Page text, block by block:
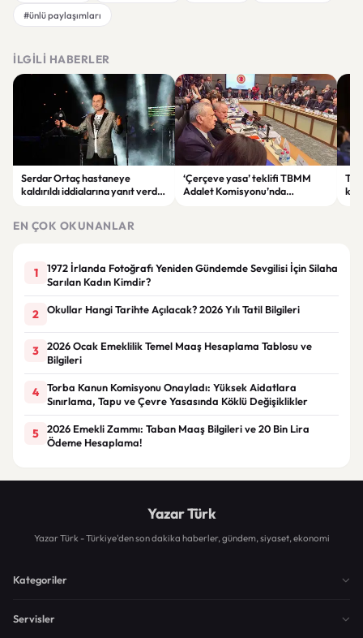
#ünlü paylaşımları
İLGILI HABERLER
Serdar Ortaç hastaneye
kaldırıldı iddialarına yanıt verdi:
‘Çerçeve yasa’ teklifi TBMM
Adalet Komisyonu’nda
EN ÇOK OKUNANLAR
1
1972 İrlanda Fotoğrafı Yeniden Gündemde Sevgilisi İçin Silaha
Sarılan Kadın Kimdir?
2 Okullar Hangi Tarihte Açılacak? 2026 Yılı Tatil Bilgileri
3
2026 Ocak Emeklilik Temel Maaş Hesaplama Tablosu ve
Bilgileri
4
Torba Kanun Komisyonu Onayladı: Yüksek Aidatlara
Sınırlama, Tapu ve Çevre Yasasında Köklü Değişiklikler
5
2026 Emekli Zammı: Taban Maaş Bilgileri ve 20 Bin Lira
Ödeme Hesaplama!
Yazar Türk
Yazar Türk - Türkiye'den son dakika haberler, gündem, siyaset, ekonomi
Kategoriler
Servisler